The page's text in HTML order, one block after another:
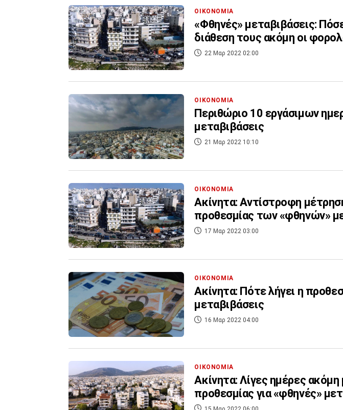
ΟΙΚΟΝΟΜΙΑ
«Φθηνές» μεταβιβάσεις:
διάθεση τους ακόμη οι
22 Μαρ 2022 02:00
ΟΙΚΟΝΟΜΙΑ
Περιθώριο 10 εργάσιμων
μεταβιβάσεις
21 Μαρ 2022 10:10
ΟΙΚΟΝΟΜΙΑ
Ακίνητα: Αντίστροφη
προθεσμίας των «φθηνών»
17 Μαρ 2022 03:00
ΟΙΚΟΝΟΜΙΑ
Ακίνητα: Πότε λήγει η
μεταβιβάσεις
16 Μαρ 2022 04:00
ΟΙΚΟΝΟΜΙΑ
Ακίνητα: Λίγες ημέρες ακόμη
προθεσμίας για «φθηνές»